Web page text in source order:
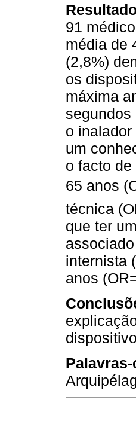
91
média de
(2,8%)
os
máxima
segundos
o
um
o facto
65 anos
técnica
que ter
internista
anos